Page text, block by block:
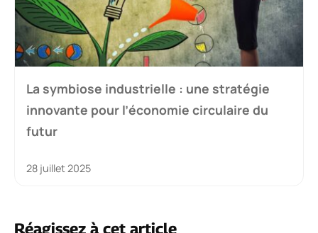
La symbiose industrielle : une stratégie
innovante pour l’économie circulaire du
futur
28 juillet 2025
Réagissez à cet article